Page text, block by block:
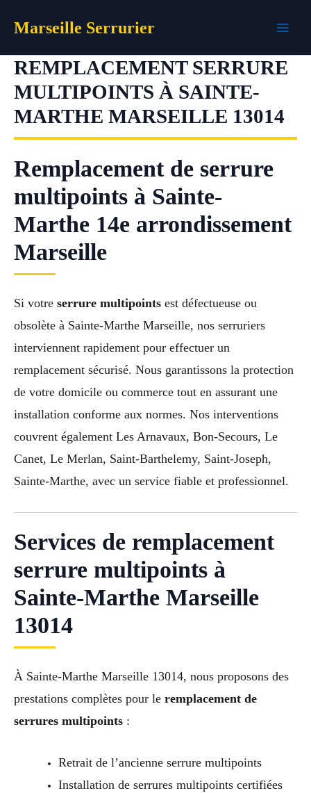
Marseille Serrurier
REMPLACEMENT SERRURE
MULTIPOINTS À SAINTE-
MARTHE MARSEILLE 13014
Remplacement de serrure
multipoints à Sainte-
Marthe 14e arrondissement
Marseille
Si votre serrure multipoints est défectueuse ou
obsolète à Sainte-Marthe Marseille, nos serruriers
interviennent rapidement pour effectuer un
remplacement sécurisé. Nous garantissons la protection
de votre domicile ou commerce tout en assurant une
installation conforme aux normes. Nos interventions
couvrent également Les Arnavaux, Bon-Secours, Le
Canet, Le Merlan, Saint-Barthelemy, Saint-Joseph,
Sainte-Marthe, avec un service fiable et professionnel.
Services de remplacement
serrure multipoints à
Sainte-Marthe Marseille
13014
À Sainte-Marthe Marseille 13014, nous proposons des
prestations complètes pour le remplacement de
serrures multipoints :
Retrait de l’ancienne serrure multipoints
Installation de serrures multipoints certifiées